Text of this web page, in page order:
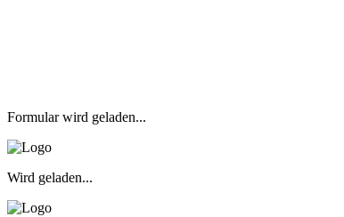
Formular wird geladen...
Wird geladen...